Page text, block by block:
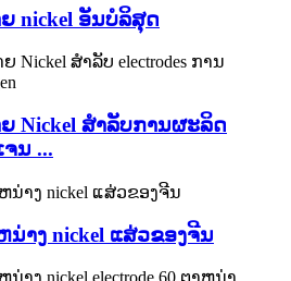
nickel ອັນບໍລິສຸດ
Nickel ສໍາລັບການຜະລິດ
ຈນ ...
າງ nickel ແສ່ວຂອງຈີນ